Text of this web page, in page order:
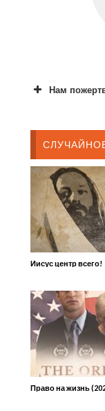
Нам
Иисус центр всего!
Право на жизнь